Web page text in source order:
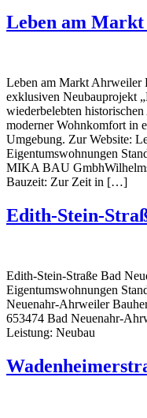
Leben am
Leben am Markt Ahrweiler
exklusiven Neubauprojekt
wiederbelebten
moderner Wohnkomfort in
Umgebung. Zur Website:
Eigentumswohnungen
MIKA BAU
Bauzeit: Zur Zeit in […]
Edith-Stein-
Edith-Stein-Straße Bad
Eigentumswohnungen
Neuenahr-Ahrweiler
653474 Bad Neuenahr-
Leistung: Neubau